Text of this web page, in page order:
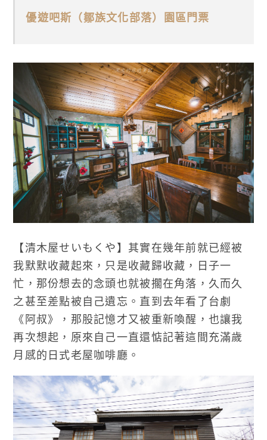
優遊吧斯（鄒族文化部落）園區門票
【清木屋せいもくや】其實在幾年前就已經被
我默默收藏起來，只是收藏歸收藏，日子一
忙，那份想去的念頭也就被擱在角落，久而久
之甚至差點被自己遺忘。直到去年看了台劇
《阿叔》，那股記憶才又被重新喚醒，也讓我
再次想起，原來自己一直還惦記著這間充滿歲
月感的日式老屋咖啡廳。